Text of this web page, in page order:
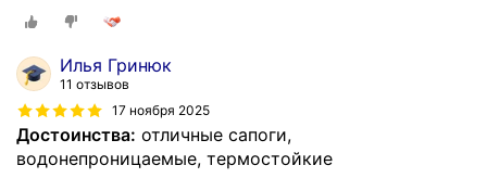
Илья Гринюк
11 отзывов
17 ноября 2025
Достоинства: отличные сапоги,
водонепроницаемые, термостойкие